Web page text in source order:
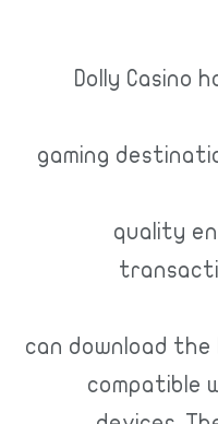
Dolly
gaming
can